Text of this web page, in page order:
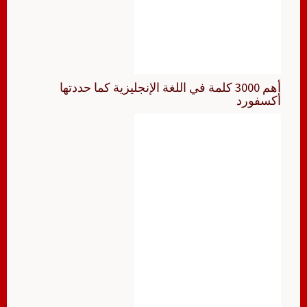
أهم 3000 كلمة في اللغة الإنجليزية كما حددتها
أكسفورد